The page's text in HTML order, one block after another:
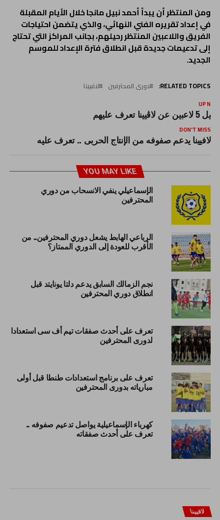
ومن المنتظر أن يبدأ أحمد نبيل مانجا خلال الأيام المقبلة
في إعداد تقريره الفني النهائي، والذي يتضمن احتياجات
الفريق واللاعبين المنتظر رحيلهم، بجانب المراكز التي تحتاج
إلى تدعيمات جديدة قبل انطلاق فترة الإعداد للموسم
الجديد.
RELATED TOPICS: دورى المحترفين لافيينا
UP
5 لاعبين عن لاڤيينا تعرف عليهم
DON'T MISS
لافيينا يدعم صفوفه من الإنتاج الحربى .. تعرف عليه
YOU MAY LIKE
الإسماعيلي ينفي الانسحاب من دوري
المحترفين
الرباعي الهابط يشعل دوري المحترفين.. من
الأقرب للعودة إلى الدوري الممتاز؟
نجم الزمالك السابق يدعم دلتا يونايتد قبل
انطلاق دوري المحترفين
تعرف على أحدث صفقات تيم أف سى استعدادا
لدورى المحترفين
تعرف على برنامج استعدادات طنطا قبل أولى
مبارياته بدورى المحترفين
كهرباء الإسماعيلية يواصل تدعيم صفوفه ..
تعرف على أحدث صفقاته
لافيينا